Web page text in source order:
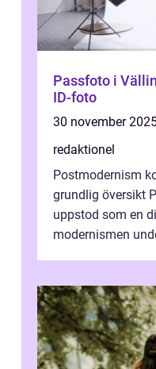
Passfoto i
ID-foto
30 november
redaktionel
Postmodernism
grundlig översikt
uppstod som en
modernismen